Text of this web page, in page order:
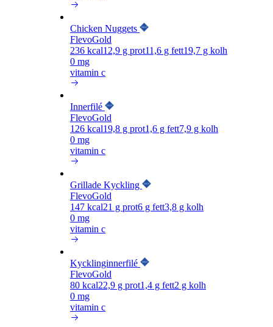
Chicken Nuggets
FlevoGold
236 kcal12,9 g prot11,6 g fett19,7 g kolh
0 mg
vitamin c
Innerfilé
FlevoGold
126 kcal19,8 g prot1,6 g fett7,9 g kolh
0 mg
vitamin c
Grillade Kyckling
FlevoGold
147 kcal21 g prot6 g fett3,8 g kolh
0 mg
vitamin c
Kycklinginnerfilé
FlevoGold
80 kcal22,9 g prot1,4 g fett2 g kolh
0 mg
vitamin c